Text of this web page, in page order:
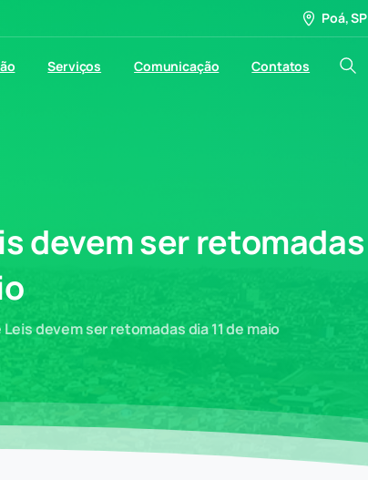
Poá, SP
Serviços Comunicação Contatos
devemserretomadas
devem ser retomadas dia 11 de maio